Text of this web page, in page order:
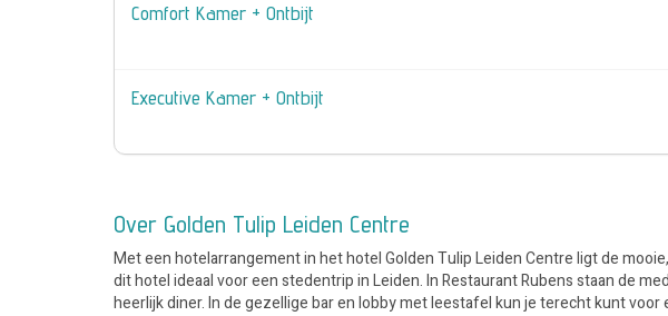
Comfort Kamer + Ontbijt
Executive Kamer + Ontbijt
Over Golden Tulip Leiden Centre
Met een hotelarrangement in het hotel Golden Tulip Leiden Centre ligt de
dit hotel ideaal voor een stedentrip in Leiden. In Restaurant Rubens staan de
heerlijk diner. In de gezellige bar en lobby met leestafel kun je terecht kunt voor